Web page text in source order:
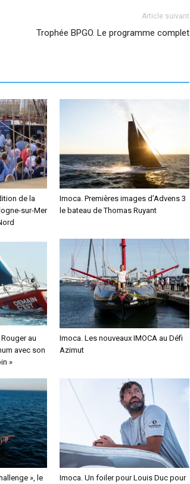
Article suivant
Trophée BPGO. Le programme complet
de la
sur-Mer
Imoca. Premières images d’Advens 3
le bateau de Thomas Ruyant
au
avec son
»
Imoca. Les nouveaux IMOCA au Défi
Azimut
», le
Imoca. Un foiler pour Louis Duc pour